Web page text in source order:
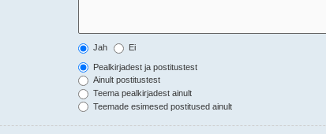
Jah Ei
Pealkirjadest ja postitustest
Ainult postitustest
Teema pealkirjadest ainult
Teemade esimesed postitused ainult